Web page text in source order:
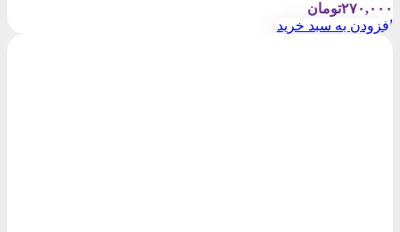
۲۷۰,۰۰۰تومان
افزودن به سبد خرید